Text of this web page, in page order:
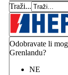
Traži...
Odobravate li
Grenlandu?
NE